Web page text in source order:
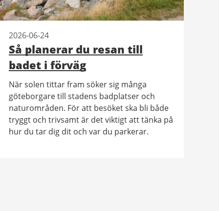
Så planerar du resan till
badet i förväg
2026-06-24
När solen tittar fram söker sig många
göteborgare till stadens badplatser och
naturområden. För att besöket ska bli både
tryggt och trivsamt är det viktigt att tänka på
hur du tar dig dit och var du parkerar.